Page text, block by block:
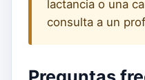
lactancia o una
consulta a un